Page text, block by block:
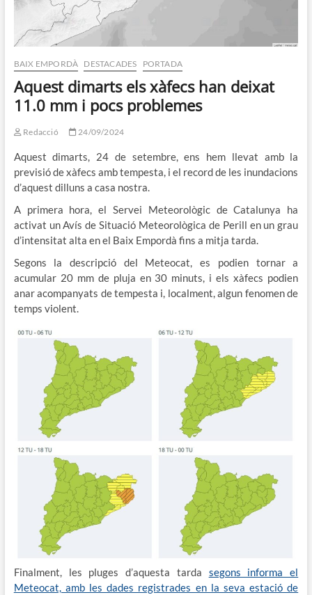
BAIX EMPORDÀ DESTACADES PORTADA
Aquest dimarts els xàfecs han deixat
11.0 mm i pocs problemes
Redacció 24/09/2024
Aquest dimarts, 24 de setembre, ens hem llevat amb la
previsió de xàfecs amb tempesta, i el record de les inundacions
d’aquest dilluns a casa nostra.
A primera hora, el Servei Meteorològic de Catalunya ha
activat un Avís de Situació Meteorològica de Perill en un grau
d’intensitat alta en el Baix Empordà fins a mitja tarda.
Segons la descripció del Meteocat, es podien tornar a
acumular 20 mm de pluja en 30 minuts, i els xàfecs podien
anar acompanyats de tempesta i, localment, algun fenomen de
temps violent.
Finalment, les pluges d’aquesta tarda segons informa el
Meteocat, amb les dades registrades en la seva estació de